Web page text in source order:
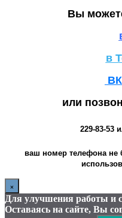
Вы
в
или
229-83-53
ваш номер телефона не
×
Для улучшения работы и
Оставаясь на сайте, Вы